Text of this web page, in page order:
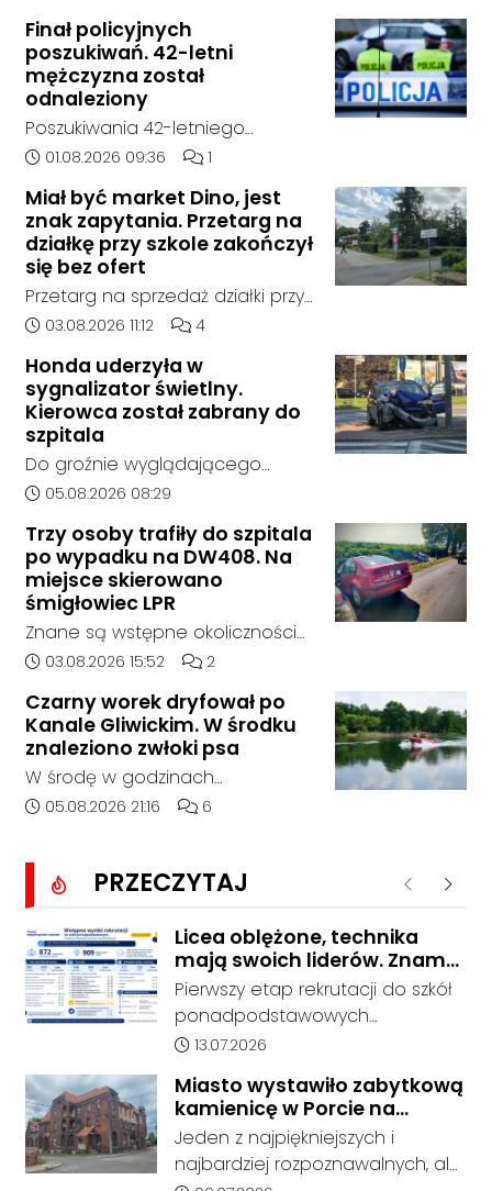
Finał policyjnych
poszukiwań. 42-letni
mężczyzna został
odnaleziony
Poszukiwania 42-letniego
mężczyzny zostały zakończone.
policja, został on odnaleziony w
sobotę, 1 sierpnia, na terenie
kompleksu leśnego w powiecie
raciborskim, w województwie
śląskim.
Data dodania artykułu:
01.08.2026 09:36 Liczba komentarzy artykułu:
1
Miał być market Dino, jest
znak zapytania. Przetarg na
działkę przy szkole zakończył
się bez ofert
Przetarg na sprzedaż działki przy
Zespole Szkół Technicznych i
Kędzierzynie-Koźlu zakończył się
bez rozstrzygnięcia. Mimo
wcześniejszego zainteresowania
terenem ze strony sieci Dino, do
postępowania nie zgłosił się
żaden oferent.
Data dodania artykułu:
03.08.2026 11:12 Liczba komentarzy artykułu:
4
Honda uderzyła w
sygnalizator świetlny.
Kierowca został zabrany do
szpitala
Do groźnie wyglądającego
zdarzenia drogowego doszło w
godziny 6:30 kierujący
samochodem marki Honda
zjechał z drogi i uderzył w
sygnalizator świetlny.
Data dodania artykułu:
05.08.2026 08:29
Trzy osoby trafiły do szpitala
po wypadku na DW408. Na
miejsce skierowano
śmigłowiec LPR
Znane są wstępne okoliczności
zdarzenia drogowego, do
14:30 na drodze wojewódzkiej nr
408 pomiędzy Starym Koźlem a
Bierawą.
Data dodania artykułu:
03.08.2026 15:52 Liczba komentarzy artykułu:
2
Czarny worek dryfował po
Kanale Gliwickim. W środku
znaleziono zwłoki psa
W środę w godzinach
popołudniowych służby zostały
Gliwicki po zgłoszeniu od
zaniepokojonego świadka.
Osoba zgłaszająca zauważyła
unoszący się na wodzie czarny
worek, którego zawartość
wzbudziła jej niepokój.
Data dodania artykułu:
05.08.2026 21:16 Liczba komentarzy artykułu:
6
PRZECZYTAJ Poprzednie
Licea oblężone, technika
mają swoich liderów. Znamy
wstępne wyniki rekrutacji do
szkół w powiecie
Pierwszy etap rekrutacji do szkół
ponadpodstawowych
prowadzonych przez Powiat
coraz wyraźniejsze preferencje
tegorocznych absolwentów szkół
podstawowych. Dane dotyczą
kandydatów, którzy wskazali dany
Data dodania artykułu:
13.07.2026
Miasto wystawiło zabytkową
kamienicę w Porcie na
sprzedaż. W dawnym hotelu
mają powstać mieszkania
Jeden z najpiękniejszych i
najbardziej rozpoznawalnych, ale